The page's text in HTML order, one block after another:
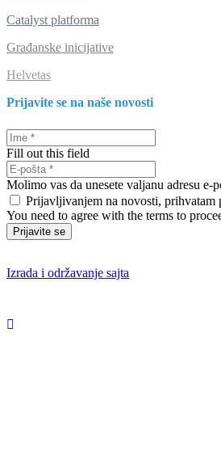
Catalyst platforma
Građanske inicijative
Helvetas
Prijavite se na naše novosti
Fill out this field
Molimo vas da unesete valjanu adresu e-
Prijavljivanjem na novosti, prihvatam
You need to agree with the terms to
Prijavite se
Izrada i održavanje sajta